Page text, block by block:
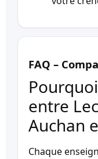
FAQ –
entre
Auchan
Chaque